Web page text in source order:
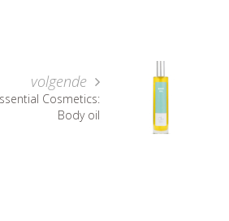
volgende
Cosmetics:
Body oil